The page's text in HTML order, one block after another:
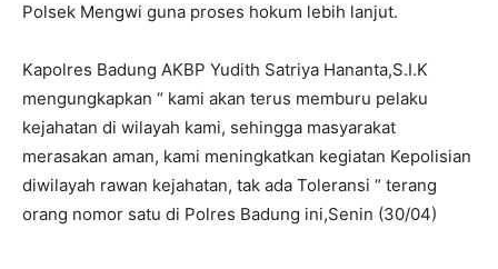
Polsek Mengwi guna proses hokum lebih lanjut.
Kapolres Badung AKBP Yudith Satriya Hananta,S.I.K
mengungkapkan “ kami akan terus memburu pelaku
kejahatan di wilayah kami, sehingga masyarakat
merasakan aman, kami meningkatkan kegiatan Kepolisian
diwilayah rawan kejahatan, tak ada Toleransi “ terang
orang nomor satu di Polres Badung ini,Senin (30/04)